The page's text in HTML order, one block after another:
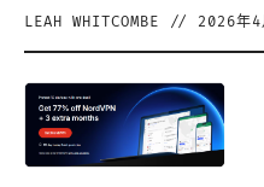
LEAH WHITCOMBE // 2026年4